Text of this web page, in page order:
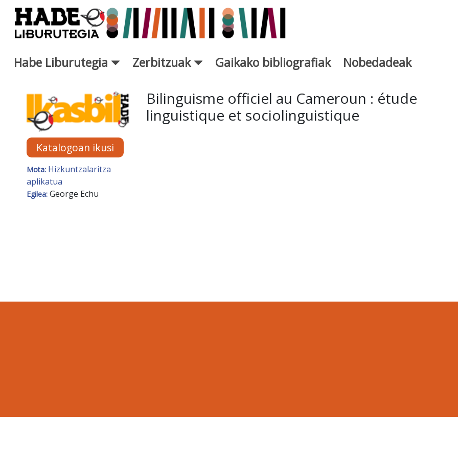
Eduki nagusira joan
Habe Liburutegia Zerbitzuak Gaikako bibliografiak Nobedadeak
Eskuratu berriak Fitxa - Liburutegia
Katalogoan ikusi
Mota: Hizkuntzalaritza
aplikatua
Egilea: George Echu
Bilinguisme officiel au Cameroun : étude
linguistique et sociolinguistique